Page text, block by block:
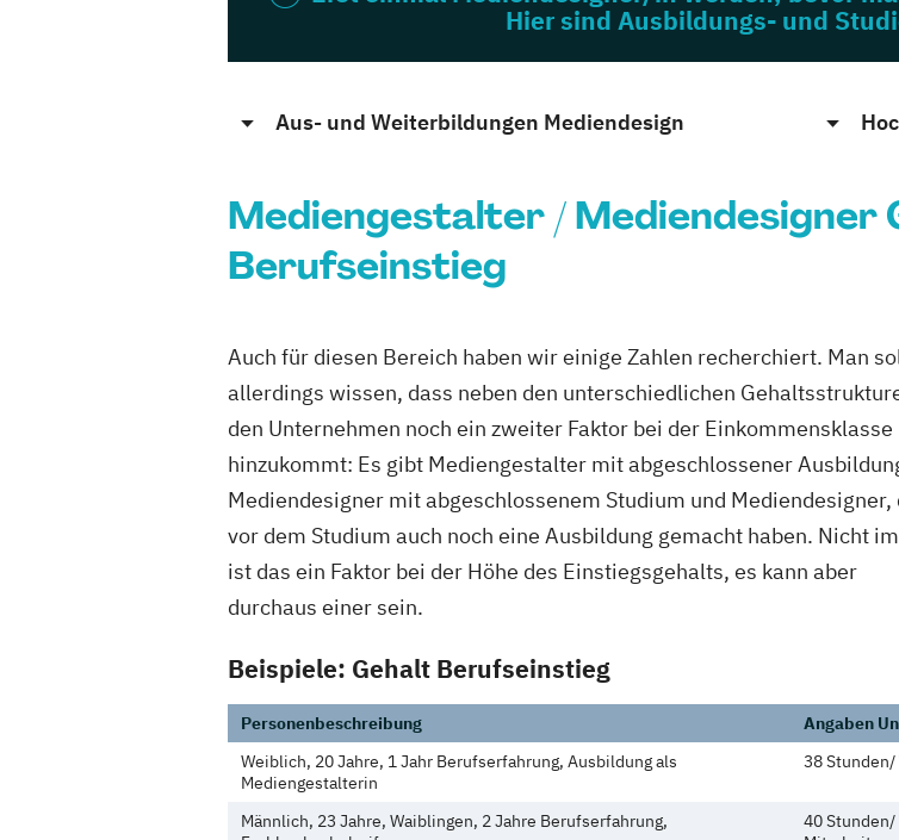
Hier sind Ausbildungs- und
Aus- und Weiterbildungen Mediendesign
Mediengestalter / Mediendesigner
Berufseinstieg
Auch für diesen Bereich haben wir einige Zahlen recherchiert. Man
allerdings wissen, dass neben den unterschiedlichen
den Unternehmen noch ein zweiter Faktor bei der Einkommensklasse
hinzukommt: Es gibt Mediengestalter mit abgeschlossener
Mediendesigner mit abgeschlossenem Studium und Mediendesigner,
vor dem Studium auch noch eine Ausbildung gemacht haben. Nicht
ist das ein Faktor bei der Höhe des Einstiegsgehalts, es kann aber
durchaus einer sein.
Beispiele: Gehalt Berufseinstieg
Personenbeschreibung Angaben
Weiblich, 20 Jahre, 1 Jahr Berufserfahrung, Ausbildung als
Mediengestalterin
38 Stunden/
Männlich, 23 Jahre, Waiblingen, 2 Jahre Berufserfahrung,
40